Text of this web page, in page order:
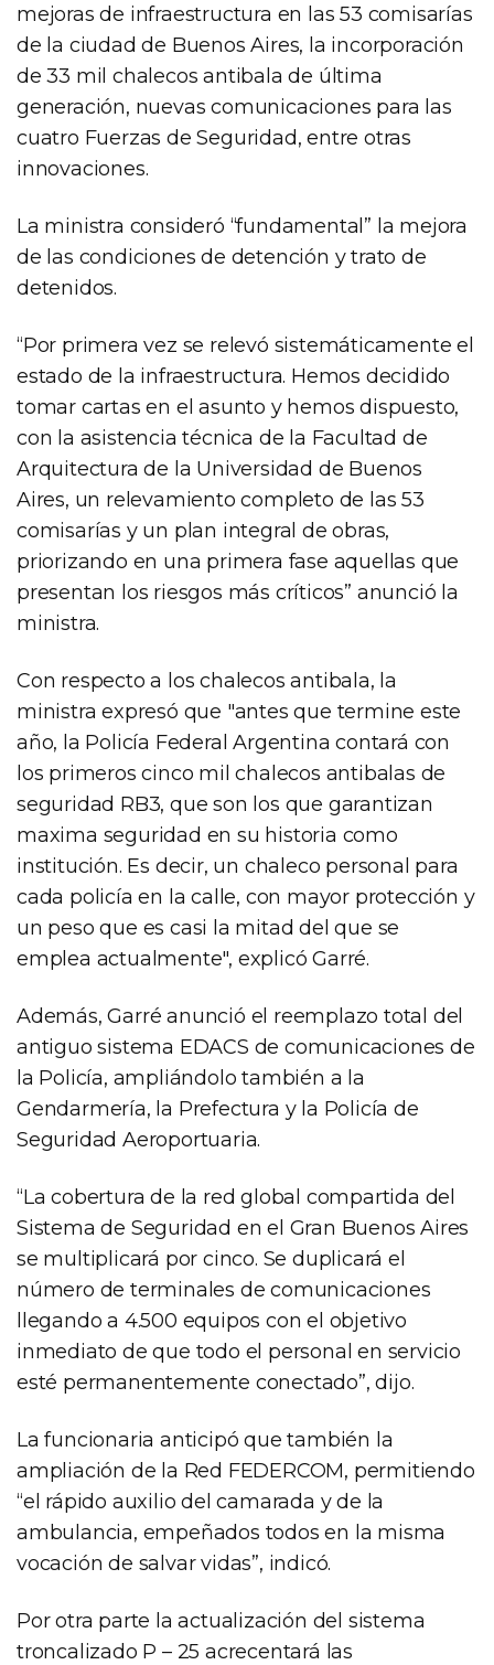
mejoras de infraestructura en las 53 comisarías
de la ciudad de Buenos Aires, la incorporación
de 33 mil chalecos antibala de última
generación, nuevas comunicaciones para las
cuatro Fuerzas de Seguridad, entre otras
innovaciones.
La ministra consideró “fundamental” la mejora
de las condiciones de detención y trato de
detenidos.
“Por primera vez se relevó sistemáticamente el
estado de la infraestructura. Hemos decidido
tomar cartas en el asunto y hemos dispuesto,
con la asistencia técnica de la Facultad de
Arquitectura de la Universidad de Buenos
Aires, un relevamiento completo de las 53
comisarías y un plan integral de obras,
priorizando en una primera fase aquellas que
presentan los riesgos más críticos” anunció la
ministra.
Con respecto a los chalecos antibala, la
ministra expresó que "antes que termine este
año, la Policía Federal Argentina contará con
los primeros cinco mil chalecos antibalas de
seguridad RB3, que son los que garantizan
maxima seguridad en su historia como
institución. Es decir, un chaleco personal para
cada policía en la calle, con mayor protección y
un peso que es casi la mitad del que se
emplea actualmente", explicó Garré.
Además, Garré anunció el reemplazo total del
antiguo sistema EDACS de comunicaciones de
la Policía, ampliándolo también a la
Gendarmería, la Prefectura y la Policía de
Seguridad Aeroportuaria.
“La cobertura de la red global compartida del
Sistema de Seguridad en el Gran Buenos Aires
se multiplicará por cinco. Se duplicará el
número de terminales de comunicaciones
llegando a 4.500 equipos con el objetivo
inmediato de que todo el personal en servicio
esté permanentemente conectado”, dijo.
La funcionaria anticipó que también la
ampliación de la Red FEDERCOM, permitiendo
“el rápido auxilio del camarada y de la
ambulancia, empeñados todos en la misma
vocación de salvar vidas”, indicó.
Por otra parte la actualización del sistema
troncalizado P – 25 acrecentará las